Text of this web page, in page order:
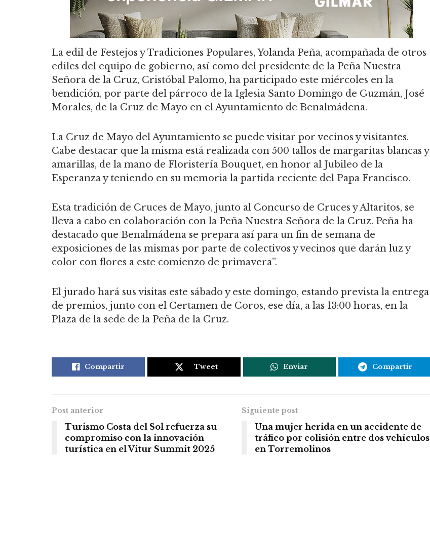
La edil de Festejos y Tradiciones Populares, Yolanda Peña, acompañada de otros
ediles del equipo de gobierno, así como del presidente de la Peña Nuestra
Señora de la Cruz, Cristóbal Palomo, ha participado este miércoles en la
bendición, por parte del párroco de la Iglesia Santo Domingo de Guzmán, José
Morales, de la Cruz de Mayo en el Ayuntamiento de Benalmádena.
La Cruz de Mayo del Ayuntamiento se puede visitar por vecinos y visitantes.
Cabe destacar que la misma está realizada con 500 tallos de margaritas blancas y
amarillas, de la mano de Floristería Bouquet, en honor al Jubileo de la
Esperanza y teniendo en su memoria la partida reciente del Papa Francisco.
Esta tradición de Cruces de Mayo, junto al Concurso de Cruces y Altaritos, se
lleva a cabo en colaboración con la Peña Nuestra Señora de la Cruz. Peña ha
destacado que Benalmádena se prepara así para un fin de semana de
exposiciones de las mismas por parte de colectivos y vecinos que darán luz y
color con flores a este comienzo de primavera”.
El jurado hará sus visitas este sábado y este domingo, estando prevista la entrega
de premios, junto con el Certamen de Coros, ese día, a las 13:00 horas, en la
Plaza de la sede de la Peña de la Cruz.
Compartir Tweet Enviar Compartir
Post anterior
Turismo Costa del Sol refuerza su
compromiso con la innovación
turística en el Vitur Summit 2025
Siguiente post
Una mujer herida en un accidente de
tráfico por colisión entre dos vehículos
en Torremolinos